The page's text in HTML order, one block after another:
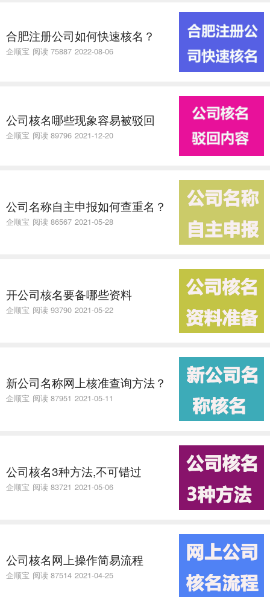
合肥注册公司如何快速核名？
企顺宝 阅读 75887 2022-08-06
公司核名哪些现象容易被驳回
企顺宝 阅读 89796 2021-12-20
公司名称自主申报如何查重名？
企顺宝 阅读 86567 2021-05-28
开公司核名要备哪些资料
企顺宝 阅读 93790 2021-05-22
新公司名称网上核准查询方法？
企顺宝 阅读 87951 2021-05-11
公司核名3种方法,不可错过
企顺宝 阅读 83721 2021-05-06
公司核名网上操作简易流程
企顺宝 阅读 87514 2021-04-25